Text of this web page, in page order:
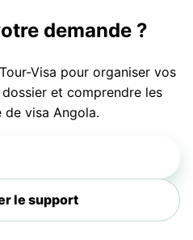
demande ?
Visa pour organiser vos
et comprendre les
visa Angola.
le support